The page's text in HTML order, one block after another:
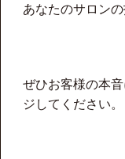
あなたのサロン
ぜひお客様の本
ジしてください。